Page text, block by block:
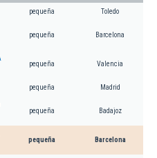
pequeña Toledo
pequeña Barcelona
pequeña Valencia
pequeña Madrid
pequeña Badajoz
pequeña Barcelona